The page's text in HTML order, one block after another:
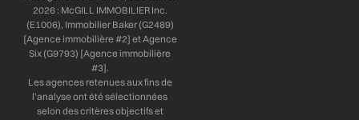
2026 : McGILL IMMOBILIER Inc.
(E1006), Immobilier Baker (G2489)
[Agence immobilière #2] et Agence
Six (G9793) [Agence immobilière
#3].
Les agences retenues aux fins de
l’analyse ont été sélectionnées
selon des critères objectifs et